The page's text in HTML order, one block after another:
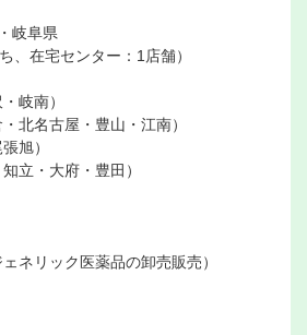
岐阜県
、在宅センター：1店舗）
岐南）
北名古屋・豊山・江南）
旭）
立・大府・豊田）
ネリック医薬品の卸売販売）